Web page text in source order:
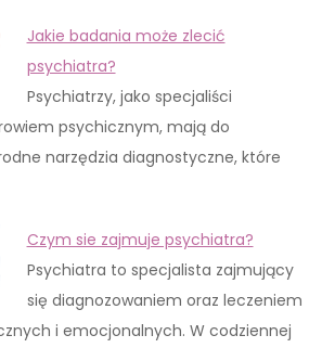
Jakie badania może zlecić
psychiatra?
Psychiatrzy, jako specjaliści
psychicznym, mają do
narzędzia diagnostyczne, które
Czym sie zajmuje psychiatra?
Psychiatra to specjalista zajmujący
się diagnozowaniem oraz leczeniem
i emocjonalnych. W codziennej